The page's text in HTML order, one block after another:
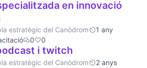
en innovació
estratègic del Canòdrom
1 any
0 0
i twitch
estratègic del Canòdrom
2 anys